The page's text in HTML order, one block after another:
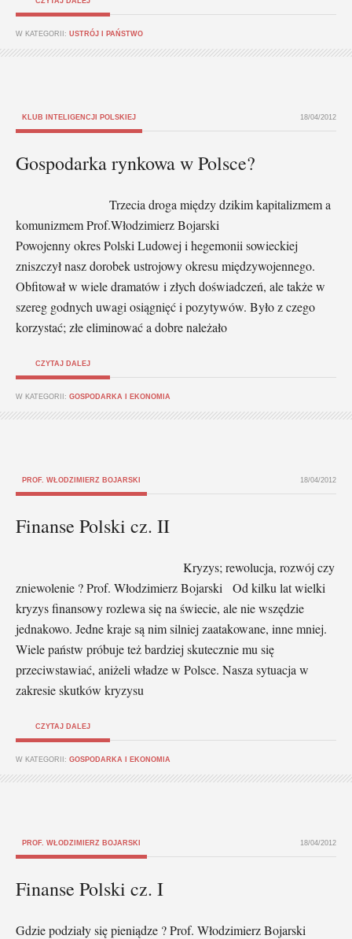
W KATEGORII: USTRÓJ I PAŃSTWO
KLUB INTELIGENCJI POLSKIEJ 18/04/2012
Gospodarka rynkowa w Polsce?
Trzecia droga między dzikim kapitalizmem a
komunizmem Prof.Włodzimierz Bojarski
Powojenny okres Polski Ludowej i hegemonii sowieckiej
zniszczył nasz dorobek ustrojowy okresu międzywojennego.
Obfitował w wiele dramatów i złych doświadczeń, ale także w
szereg godnych uwagi osiągnięć i pozytywów. Było z czego
korzystać; złe eliminować a dobre należało
CZYTAJ DALEJ
W KATEGORII: GOSPODARKA I EKONOMIA
PROF. WŁODZIMIERZ BOJARSKI 18/04/2012
Finanse Polski cz. II
Kryzys; rewolucja, rozwój czy
zniewolenie ? Prof. Włodzimierz Bojarski Od kilku lat wielki
kryzys finansowy rozlewa się na świecie, ale nie wszędzie
jednakowo. Jedne kraje są nim silniej zaatakowane, inne mniej.
Wiele państw próbuje też bardziej skutecznie mu się
przeciwstawiać, aniżeli władze w Polsce. Nasza sytuacja w
zakresie skutków kryzysu
CZYTAJ DALEJ
W KATEGORII: GOSPODARKA I EKONOMIA
PROF. WŁODZIMIERZ BOJARSKI 18/04/2012
Finanse Polski cz. I
Gdzie podziały się pieniądze ? Prof. Włodzimierz Bojarski